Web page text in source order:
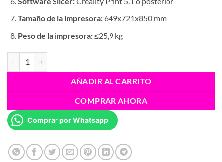
Tamaño de la impresora: 649x721x850 mm
Peso de la impresora:≤25,9 kg
AÑADIR AL CARRITO
COMPRAR AHORA
Comprar por Whatsapp